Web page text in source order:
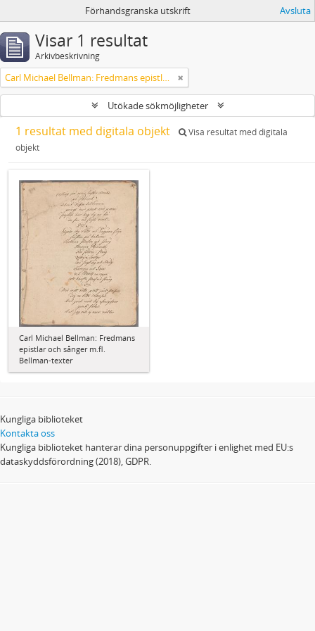
Förhandsgranska utskrift Avsluta
Visar 1 resultat
Arkivbeskrivning
Carl Michael Bellman: Fredmans epistlar och sånger m.fl. Bellman-texter
Utökade sökmöjligheter
1 resultat med digitala objekt
Visa resultat med digitala
objekt
Carl Michael Bellman: Fredmans
epistlar och sånger m.fl.
Bellman-texter
Kungliga biblioteket
Kontakta oss
Kungliga biblioteket hanterar dina personuppgifter i enlighet med EU:s
dataskyddsförordning (2018), GDPR.